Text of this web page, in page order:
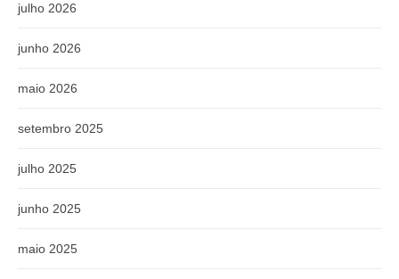
julho 2026
junho 2026
maio 2026
setembro 2025
julho 2025
junho 2025
maio 2025